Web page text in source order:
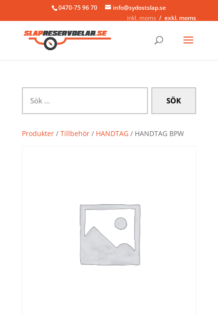
0470-75 96 70
info@sydostslap.se
inkl. moms
exkl. moms
efter:
Produkter/ Tillbehör/ HANDTAG/ HANDTAG BPW